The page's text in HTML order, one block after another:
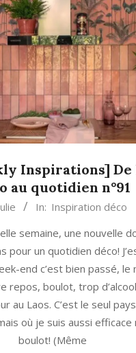
Inspirations] De
au quotidien n°91
In: Inspiration déco
semaine, une nouvelle
pour un quotidien déco!
end c’est bien passé, le
repos, boulot, trop
au Laos. C’est le seul
où je suis aussi efficace
boulot! (Même